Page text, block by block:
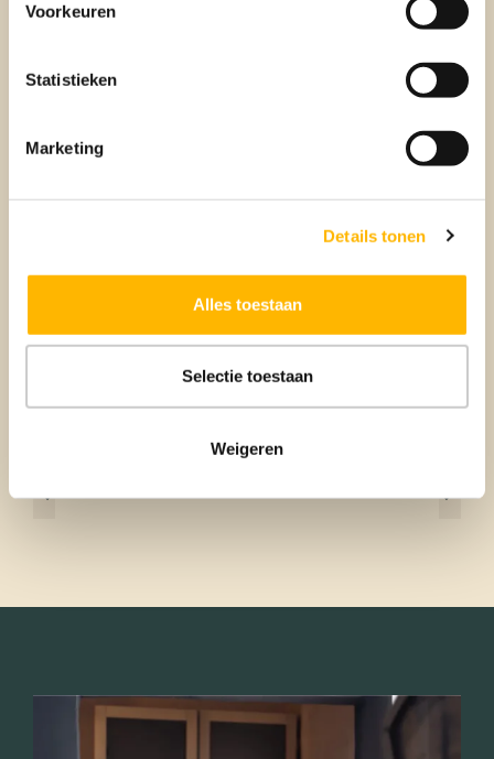
Voorkeuren
Statistieken
Marketing
Details tonen
Alles toestaan
Selectie toestaan
Weigeren
Hypotheekregels 2024: wat
verandert er voor jou?